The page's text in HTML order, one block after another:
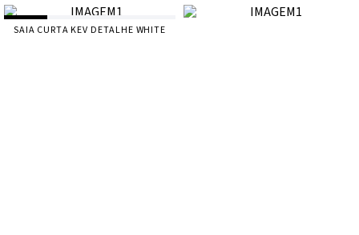
SAIA CURTA KEV DETALHE WHITE